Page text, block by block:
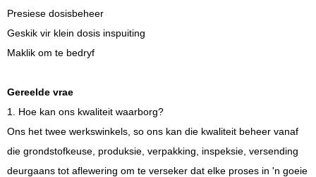
Presiese dosisbeheer
Geskik vir klein dosis inspuiting
Maklik om te bedryf
Gereelde vrae
1. Hoe kan ons kwaliteit waarborg?
Ons het twee werkswinkels, so ons kan die kwaliteit beheer vanaf
die grondstofkeuse, produksie, verpakking, inspeksie, versending
deurgaans tot aflewering om te verseker dat elke proses in 'n goeie